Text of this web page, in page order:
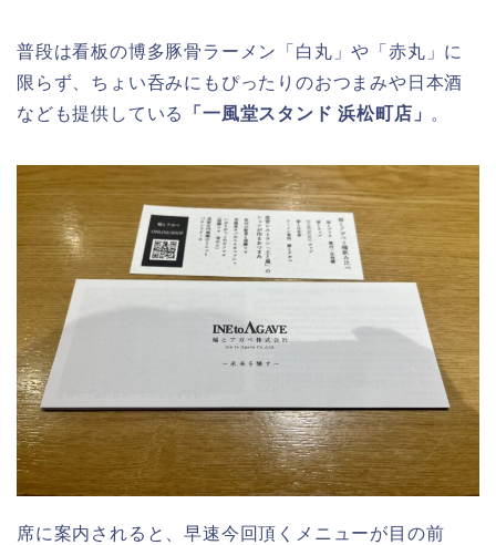
普段は看板の博多豚骨ラーメン「白丸」や「赤丸」に
限らず、ちょい呑みにもぴったりのおつまみや日本酒
なども提供している
「一風堂スタンド 浜松町店」 。
席に案内されると、早速今回頂くメニューが目の前